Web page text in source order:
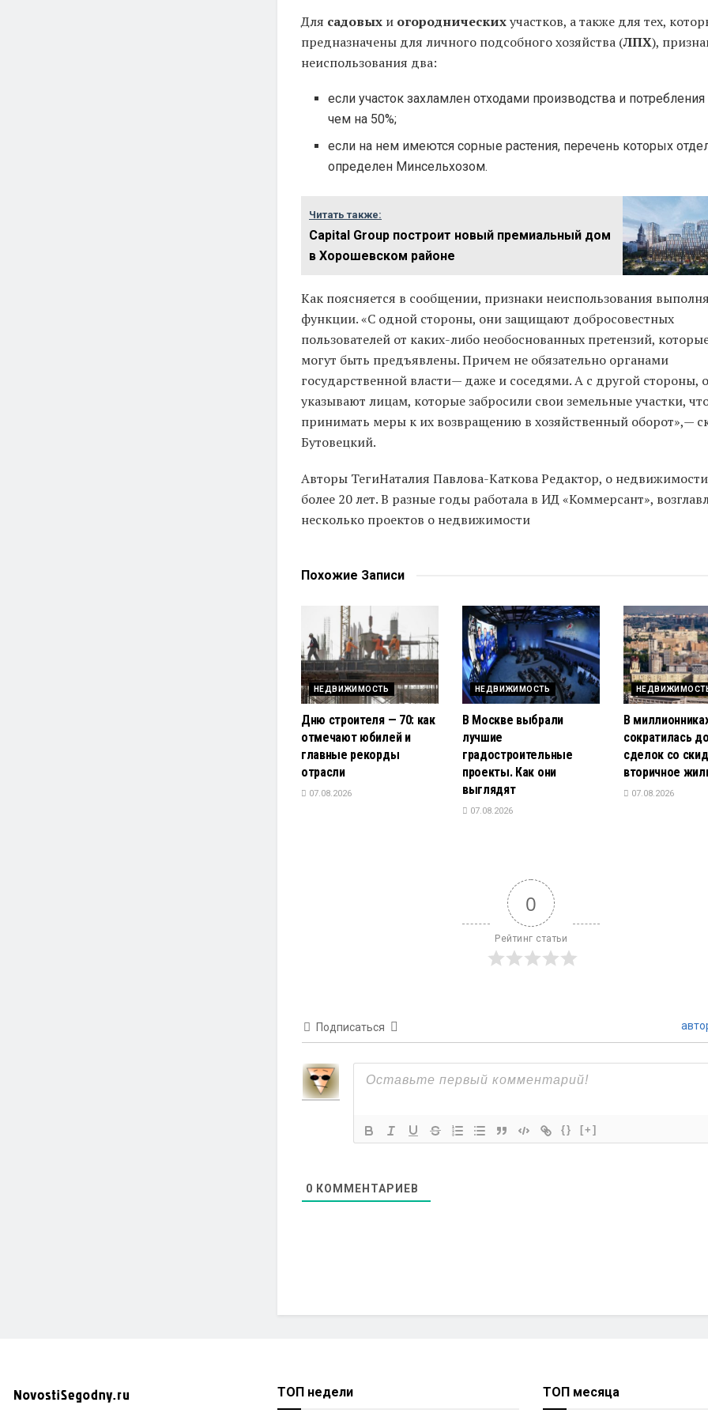
Для садовых и огородническихучастков, а также для тех,
предназначены для личного подсобного хозяйства (ЛПХ),
неиспользования два:
если участок захламлен отходами производства и
чем на 50%;
если на нем имеются сорные растения, перечень которых
определен Минсельхозом.
Читать также:
Capital Group построит новый премиальный дом
в Хорошевском районе
Как поясняется в сообщении, признаки неиспользования
функции. «С одной стороны, они защищают добросовестных
пользователей от каких-либо необоснованных претензий,
могут быть предъявлены. Причем не обязательно органами
государственной власти— даже и соседями. А с другой стороны,
указывают лицам, которые забросили свои земельные участки,
принимать меры к их возвращению в хозяйственный оборот»,—
Бутовецкий.
Авторы ТегиНаталия Павлова-Каткова Редактор, о
более 20 лет. В разные годы работала в ИД «Коммерсант»,
несколько проектов о недвижимости
Похожие Записи
НЕДВИЖИМОСТЬ
Дню строителя — 70: как
отмечают юбилей и
главные рекорды
отрасли
07.08.2026
НЕДВИЖИМОСТЬ
В Москве выбрали
лучшие
градостроительные
проекты. Как они
выглядят
07.08.2026
В
сократилась
сделок со
вторичное
07.08.2026
0
Рейтинг статьи
Подписаться
{} [+]
0 КОММЕНТАРИЕВ
ТОП недели ТОП месяца